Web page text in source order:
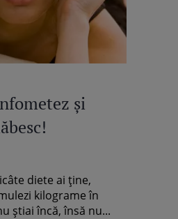
şi
diete ai ţine,
kilograme în
ştiai încă, însă nu...